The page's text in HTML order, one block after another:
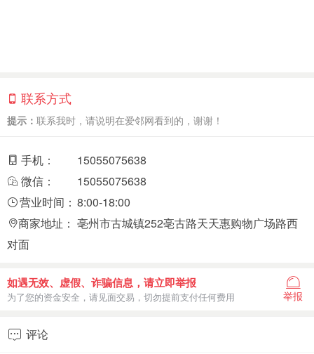
联系方式
提示： 联系我时，请说明在爱邻网看到的，谢谢！
手机：
15055075638
微信：
15055075638
营业时间： 8:00-18:00
商家地址： 亳州市古城镇252亳古路天天惠购物广场路西
对面
如遇无效、虚假、诈骗信息，请立即举报
为了您的资金安全，请见面交易，切勿提前支付任何费用 举报
 评论